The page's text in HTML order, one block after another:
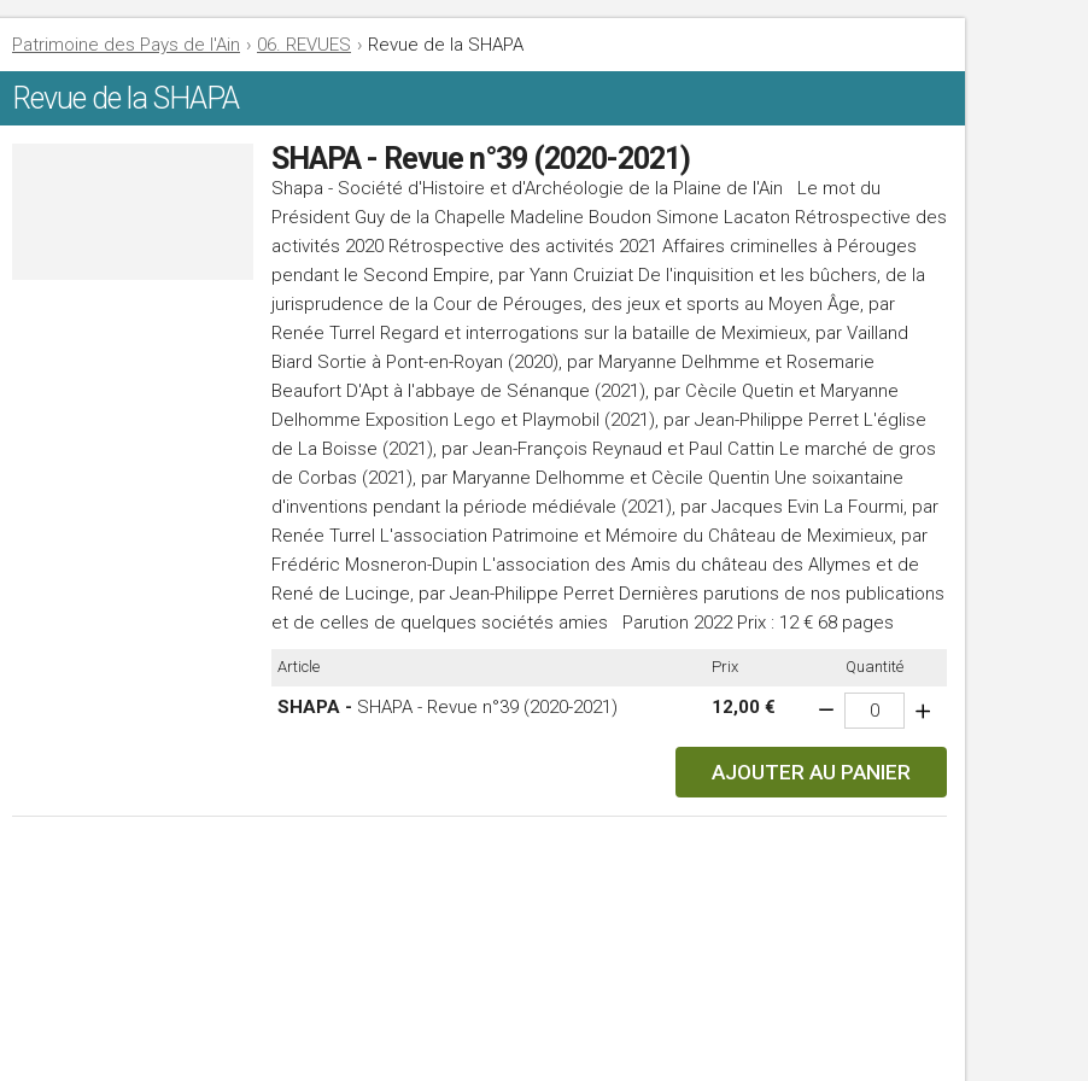
Patrimoine des Pays de l'Ain › 06. REVUES › Revue de la SHAPA
Revue de la SHAPA
SHAPA - Revue n°39 (2020-2021)
Shapa - Société d'Histoire et d'Archéologie de la Plaine de l'Ain Le mot du
Président Guy de la Chapelle Madeline Boudon Simone Lacaton Rétrospective des
activités 2020 Rétrospective des activités 2021 Affaires criminelles à Pérouges
pendant le Second Empire, par Yann Cruiziat De l'inquisition et les bûchers, de la
jurisprudence de la Cour de Pérouges, des jeux et sports au Moyen Âge, par
Renée Turrel Regard et interrogations sur la bataille de Meximieux, par Vailland
Biard Sortie à Pont-en-Royan (2020), par Maryanne Delhmme et Rosemarie
Beaufort D'Apt à l'abbaye de Sénanque (2021), par Cècile Quetin et Maryanne
Delhomme Exposition Lego et Playmobil (2021), par Jean-Philippe Perret L'église
de La Boisse (2021), par Jean-François Reynaud et Paul Cattin Le marché de gros
de Corbas (2021), par Maryanne Delhomme et Cècile Quentin Une soixantaine
d'inventions pendant la période médiévale (2021), par Jacques Evin La Fourmi, par
Renée Turrel L'association Patrimoine et Mémoire du Château de Meximieux, par
Frédéric Mosneron-Dupin L'association des Amis du château des Allymes et de
René de Lucinge, par Jean-Philippe Perret Dernières parutions de nos publications
et de celles de quelques sociétés amies Parution 2022 Prix : 12 € 68 pages
Article Prix Quantité
SHAPA - SHAPA - Revue n°39 (2020-2021) 12,00 €
AJOUTER AU PANIER